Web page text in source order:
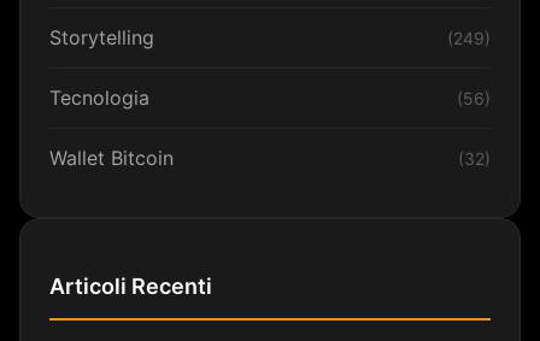
Storytelling (249)
Tecnologia (56)
Wallet Bitcoin (32)
Articoli Recenti